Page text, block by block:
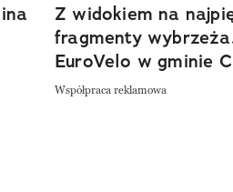
Z widokiem na
fragmenty
EuroVelo w gminie
Współpraca reklamowa